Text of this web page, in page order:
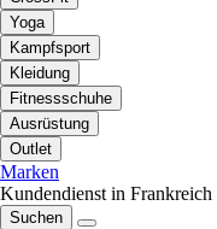
Yoga
Kampfsport
Kleidung
Fitnessschuhe
Ausrüstung
Outlet
Marken
Kundendienst in Frankreich
Suchen